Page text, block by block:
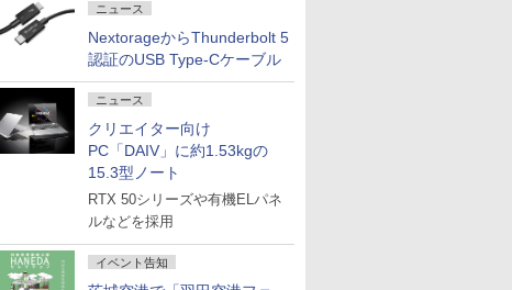
ニュース
NextorageからThunderbolt 5
認証のUSB Type-Cケーブル
ニュース
クリエイター向け
PC「DAIV」に約1.53kgの
15.3型ノート
RTX 50シリーズや有機ELパネ
ルなどを採用
イベント告知